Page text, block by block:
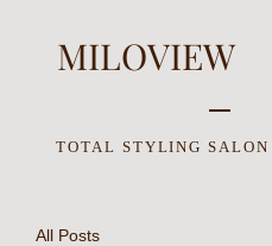
MILOVIEW
TOTAL STYLING SALON
All Posts